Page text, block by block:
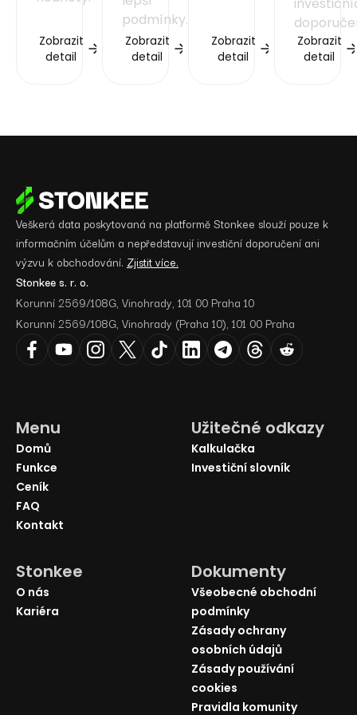
Zobrazit
detail
podmínky.
Zobrazit
detail
Zobrazit
detail
Zobrazit
detail
Veškerá data poskytovaná na platformě Stonkee slouží pouze k
informačním účelům a nepředstavují investiční doporučení ani
výzvu k obchodování. Zjistit více.
Stonkee s. r. o.
Korunní 2569/108G, Vinohrady, 101 00 Praha 10
Korunní 2569/108G, Vinohrady (Praha 10), 101 00 Praha
Menu
Domů
Funkce
Ceník
FAQ
Kontakt
Užitečné odkazy
Kalkulačka
Investiční slovník
Stonkee
O nás
Kariéra
Dokumenty
Všeobecné obchodní
podmínky
Zásady ochrany
osobních údajů
Zásady používání
cookies
Pravidla komunity